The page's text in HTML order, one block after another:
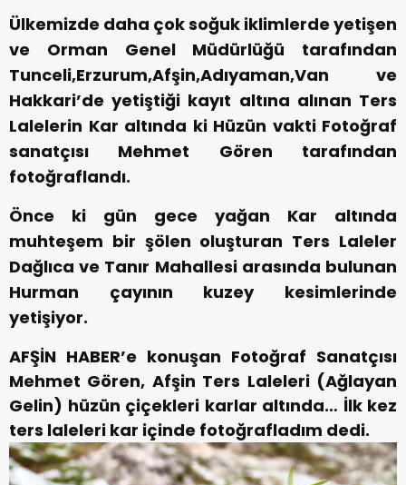
Ülkemizde daha çok soğuk iklimlerde yetişen
ve Orman Genel Müdürlüğü tarafından
Tunceli,Erzurum,Afşin,Adıyaman,Van ve
Hakkari’de yetiştiği kayıt altına alınan Ters
Lalelerin Kar altında ki Hüzün vakti Fotoğraf
sanatçısı Mehmet Gören tarafından
fotoğraflandı.
Önce ki gün gece yağan Kar altında
muhteşem bir şölen oluşturan Ters Laleler
Dağlıca ve Tanır Mahallesi arasında bulunan
Hurman çayının kuzey kesimlerinde
yetişiyor.
AFŞİN HABER’e konuşan Fotoğraf Sanatçısı
Mehmet Gören, Afşin Ters Laleleri (Ağlayan
Gelin) hüzün çiçekleri karlar altında… İlk kez
ters laleleri kar içinde fotoğrafladım dedi.